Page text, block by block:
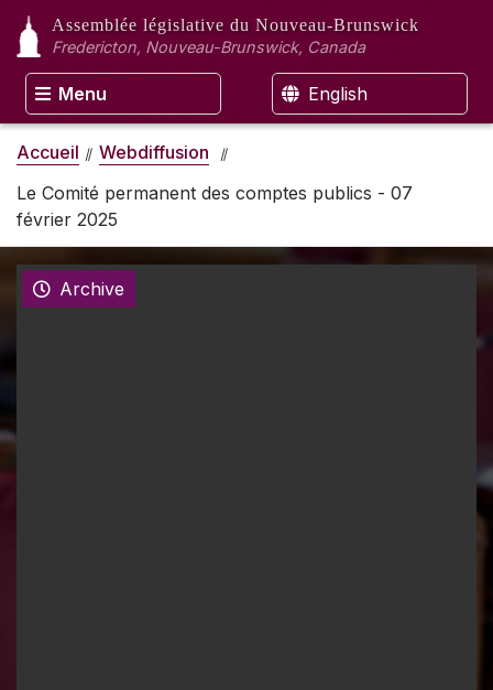
Assemblée législative du Nouveau-Brunswick
Fredericton, Nouveau-Brunswick, Canada
Menu English
Accueil
Webdiffusion
Le Comité permanent des comptes publics - 07
février 2025
Archive